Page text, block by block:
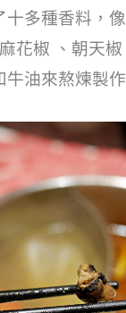
十多種香料，像
花椒 、 朝天椒
牛油來熬煉製作